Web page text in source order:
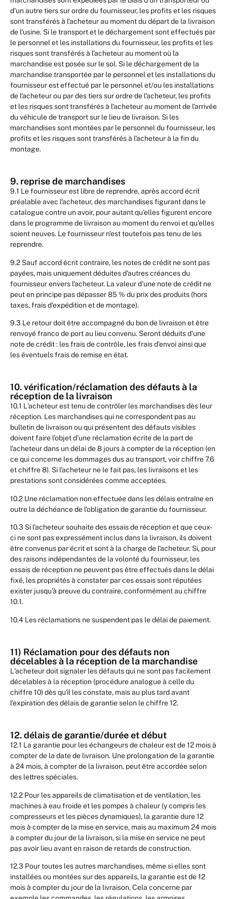
d'un autre tiers sur ordre du fournisseur, les profits et les risques
sont transférés à l'acheteur au moment du départ de la livraison
de l'usine. Si le transport et le déchargement sont effectués par
le personnel et les installations du fournisseur, les profits et les
risques sont transférés à l'acheteur au moment où la
marchandise est posée sur le sol. Si le déchargement de la
marchandise transportée par le personnel et les installations du
fournisseur est effectué par le personnel et/ou les installations
de l'acheteur ou par des tiers sur ordre de l'acheteur, les profits
et les risques sont transférés à l'acheteur au moment de l'arrivée
du véhicule de transport sur le lieu de livraison. Si les
marchandises sont montées par le personnel du fournisseur, les
profits et les risques sont transférés à l'acheteur à la fin du
montage.
9. reprise de marchandises
9.1 Le fournisseur est libre de reprendre, après accord écrit
préalable avec l'acheteur, des marchandises figurant dans le
catalogue contre un avoir, pour autant qu'elles figurent encore
dans le programme de livraison au moment du renvoi et qu'elles
soient neuves. Le fournisseur n'est toutefois pas tenu de les
reprendre.
9.2 Sauf accord écrit contraire, les notes de crédit ne sont pas
payées, mais uniquement déduites d'autres créances du
fournisseur envers l'acheteur. La valeur d'une note de crédit ne
peut en principe pas dépasser 85 % du prix des produits (hors
taxes, frais d'expédition et de montage).
9.3 Le retour doit être accompagné du bon de livraison et être
renvoyé franco de port au lieu convenu. Seront déduits d'une
note de crédit : les frais de contrôle, les frais d'envoi ainsi que
les éventuels frais de remise en état.
10. vérification/réclamation des défauts à la
réception de la livraison
10.1 L'acheteur est tenu de contrôler les marchandises dès leur
réception. Les marchandises qui ne correspondent pas au
bulletin de livraison ou qui présentent des défauts visibles
doivent faire l'objet d'une réclamation écrite de la part de
l'acheteur dans un délai de 8 jours à compter de la réception (en
ce qui concerne les dommages dus au transport, voir chiffre 7.6
et chiffre 8). Si l'acheteur ne le fait pas, les livraisons et les
prestations sont considérées comme acceptées.
10.2 Une réclamation non effectuée dans les délais entraîne en
outre la déchéance de l'obligation de garantie du fournisseur.
10.3 Si l'acheteur souhaite des essais de réception et que ceux-
ci ne sont pas expressément inclus dans la livraison, ils doivent
être convenus par écrit et sont à la charge de l'acheteur. Si, pour
des raisons indépendantes de la volonté du fournisseur, les
essais de réception ne peuvent pas être effectués dans le délai
fixé, les propriétés à constater par ces essais sont réputées
exister jusqu'à preuve du contraire, conformément au chiffre
10.1.
10.4 Les réclamations ne suspendent pas le délai de paiement.
11) Réclamation pour des défauts non
décelables à la réception de la marchandise
L'acheteur doit signaler les défauts qui ne sont pas facilement
décelables à la réception (procédure analogue à celle du
chiffre 10) dès qu'il les constate, mais au plus tard avant
l'expiration des délais de garantie selon le chiffre 12.
12. délais de garantie/durée et début
12.1 La garantie pour les échangeurs de chaleur est de 12 mois à
compter de la date de livraison. Une prolongation de la garantie
à 24 mois, à compter de la livraison, peut être accordée selon
des lettres spéciales.
12.2 Pour les appareils de climatisation et de ventilation, les
machines à eau froide et les pompes à chaleur (y compris les
compresseurs et les pièces dynamiques), la garantie dure 12
mois à compter de la mise en service, mais au maximum 24 mois
à compter du jour de la livraison, si la mise en service ne peut
pas avoir lieu avant en raison de retards de construction.
12.3 Pour toutes les autres marchandises, même si elles sont
installées ou montées sur des appareils, la garantie est de 12
mois à compter du jour de la livraison. Cela concerne par